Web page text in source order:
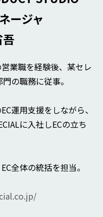
ージャ
吾
業職を経験後、某セレ
の職務に従事。
運用支援をしながら、
に入社しECの立ち
全体の統括を担当。